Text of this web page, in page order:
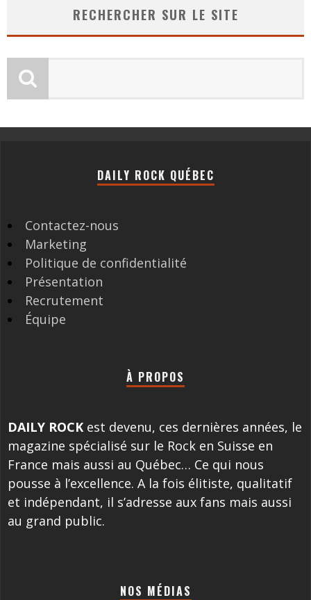
RECHERCHER SUR LE SITE
DAILY ROCK QUÉBEC
Contactez-nous
Marketing
Politique de confidentialité
Présentation
Recrutement
Équipe
À PROPOS
DAILY ROCK est devenu, ces dernières années, le
magazine spécialisé sur le Rock en Suisse en
France mais aussi au Québec… Ce qui nous
pousse à l’excellence. A la fois élitiste, qualitatif
et indépendant, il s’adresse aux fans mais aussi
au grand public.
NOS MÉDIAS